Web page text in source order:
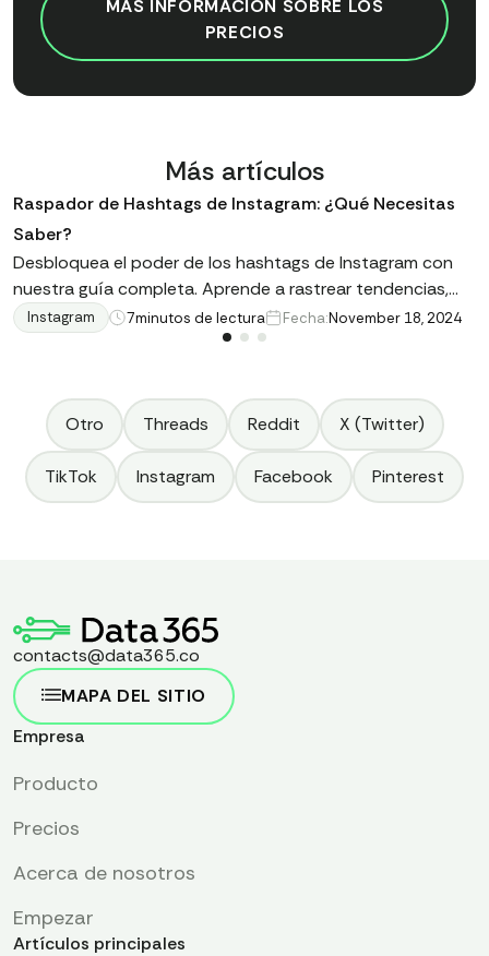
MÁS INFORMACIÓN SOBRE LOS
PRECIOS
Más artículos
Raspador de Hashtags de Instagram: ¿Qué Necesitas
Saber?
Desbloquea el poder de los hashtags de Instagram con
nuestra guía completa. Aprende a rastrear tendencias,
analizar el compromiso y aprovechar los datos para el
Instagram 7minutos de lectura Fecha:November 18, 2024
Otro Threads Reddit X (Twitter)
TikTok Instagram Facebook Pinterest
contacts@data365.co
MAPA DEL SITIO
Empresa
Producto
Precios
Acerca de nosotros
Empezar
Artículos principales